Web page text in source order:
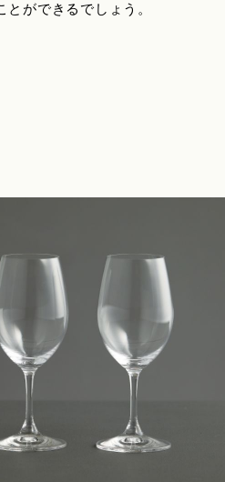
ができるでしょう。